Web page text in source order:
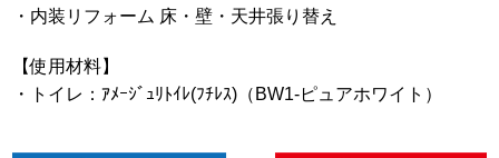
・内装リフォーム 床・壁・天井張り替え
【使用材料】
・トイレ：ｱﾒｰｼﾞｭﾘﾄｲﾚ(ﾌﾁﾚｽ)（BW1-ピュアホワイト）